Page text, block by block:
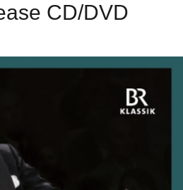
CD/DVD